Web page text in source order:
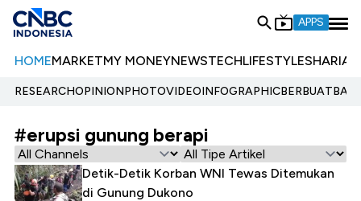
APPS
HOMEMARKETMY MONEYNEWSTECHLIFESTYLESHARIA
RESEARCHOPINIONPHOTOVIDEOINFOGRAPHIC
#erupsi gunung berapi
Detik-Detik Korban WNI Tewas Ditemukan
di Gunung Dukono